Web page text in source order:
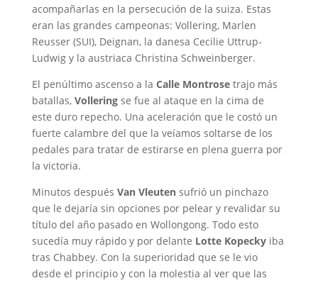
acompañarlas en la persecución de la suiza. Estas
eran las grandes campeonas: Vollering, Marlen
Reusser (SUI), Deignan, la danesa Cecilie Uttrup-
Ludwig y la austriaca Christina Schweinberger.
El penúltimo ascenso a la Calle Montrosetrajo más
batallas, Volleringse fue al ataque en la cima de
este duro repecho. Una aceleración que le costó un
fuerte calambre del que la veíamos soltarse de los
pedales para tratar de estirarse en plena guerra por
la victoria.
Minutos después Van Vleutensufrió un pinchazo
que le dejaría sin opciones por pelear y revalidar su
título del año pasado en Wollongong. Todo esto
sucedía muy rápido y por delante Lotte Kopeckyiba
tras Chabbey. Con la superioridad que se le vio
desde el principio y con la molestia al ver que las